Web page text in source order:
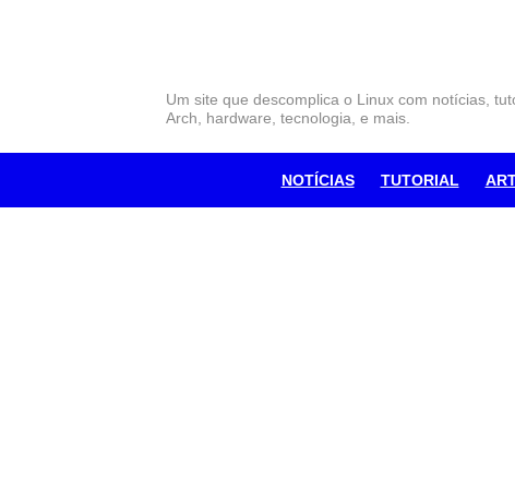
Um site que descomplica o Linux com notícias,
Arch, hardware, tecnologia, e mais.
NOTÍCIAS TUTORIAL